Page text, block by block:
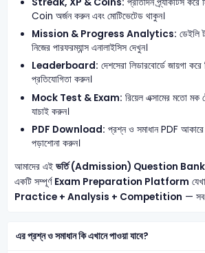
Coin অর্জন করুন এবং মোটিভেটেড থাকুন।
Mission & Progress Analytics: ডেইলি
নিজের পারফরম্যান্স এনালাইসিস দেখুন।
Leaderboard: দেশসেরা লিডারবোর্ডে জায়গা
প্রতিযোগিতা করুন।
Mock Test & Exam: রিয়েল এক্সামের মতো মক
যাচাই করুন।
PDF Download: প্রশ্ন ও সমাধান PDF
পড়াশোনা করুন।
আমাদের এই ভর্তি (Admission) Question Bank
একটি সম্পূর্ণ Exam Preparation Platform
Practice + Analysis + Competition — সব
এর প্রশ্ন ও সমাধান কি এখানে পাওয়া যাবে?